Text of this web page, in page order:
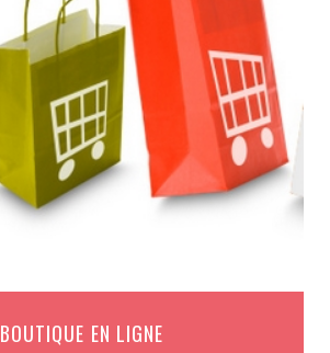
BOUTIQUE EN LIGNE